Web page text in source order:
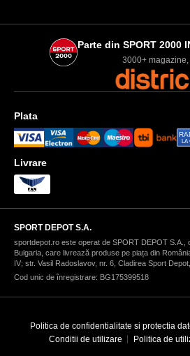
Parte din SPORT 2000
3000+ magazine,
Plata
LA
Livrare
SPORT DEPOT S.A.
sportdepot.ro este operat de SPORT DEPOT S.A.,
Bulgaria, care livrează produse pe piața din
IV; str. Vasil Radoslavov, nr. 6, Cladirea Sport
Cod unic de înregistrare: BG175399518
Politica de confidentialitate si protectia
Conditii de utilizare
Politica de